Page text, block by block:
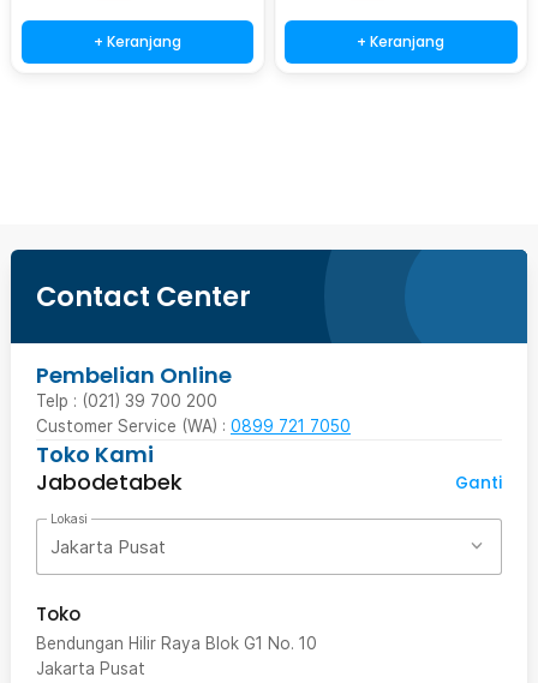
+ Keranjang + Keranjang
Contact Center
Pembelian Online
Telp : (021) 39 700 200
Customer Service (WA) : 0899 721 7050
Toko Kami
Jabodetabek
Ganti
Lokasi
Jakarta Pusat
Toko
Bendungan Hilir Raya Blok G1 No. 10
Jakarta Pusat